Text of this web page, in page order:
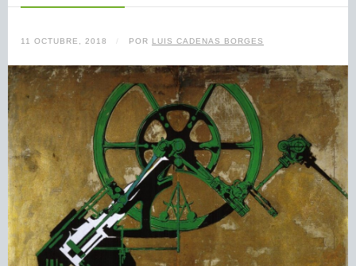
11 OCTUBRE, 2018 / POR LUIS CADENAS BORGES